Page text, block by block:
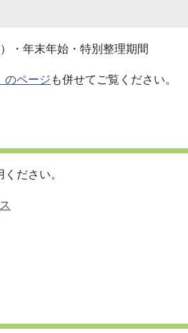
・年末年始・特別整理期間
のページ も併せてご覧ください。
ださい。